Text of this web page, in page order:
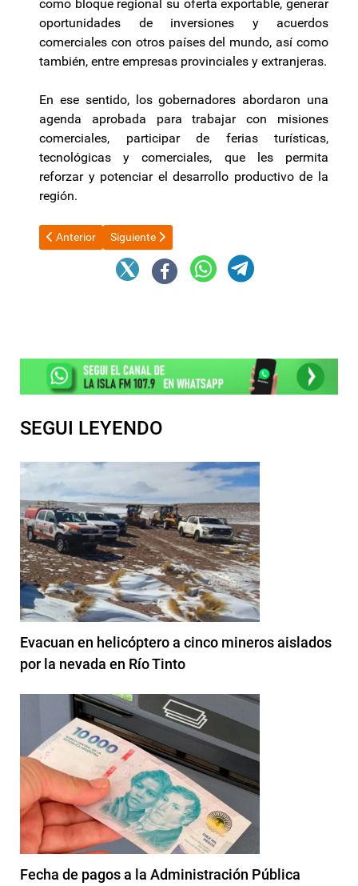
como bloque regional su oferta exportable, generar
oportunidades de inversiones y acuerdos
comerciales con otros países del mundo, así como
también, entre empresas provinciales y extranjeras.
En ese sentido, los gobernadores abordaron una
agenda aprobada para trabajar con misiones
comerciales, participar de ferias turísticas,
tecnológicas y comerciales, que les permita
reforzar y potenciar el desarrollo productivo de la
región.
Artículo anterior: El Gobierno apuesta a sancionar la reforma
Anterior Artículo siguiente: La sentencia de Luis Caputo
Siguiente
SEGUI LEYENDO
Evacuan en helicóptero a cinco mineros aislados
por la nevada en Río Tinto
Fecha de pagos a la Administración Pública